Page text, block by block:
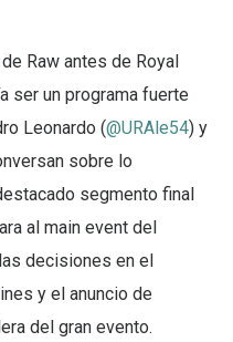
Raw antes de Royal
ser un programa fuerte
Leonardo (@URAle54) y
sobre lo
segmento final
al main event del
decisiones en el
y el anuncio de
del gran evento.